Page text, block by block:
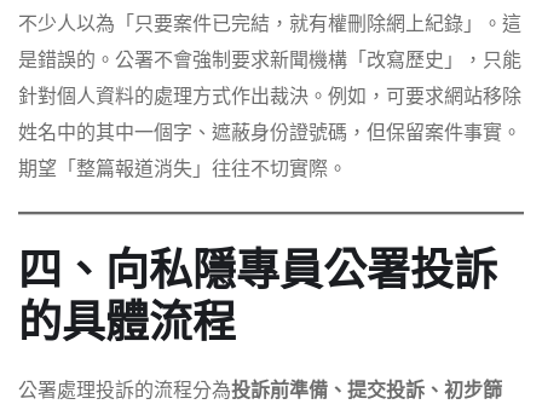
不少人以為「只要案件已完結，就有權刪除網上紀錄」。這
是錯誤的。公署不會強制要求新聞機構「改寫歷史」，只能
針對個人資料的處理方式作出裁決。例如，可要求網站移除
姓名中的其中一個字、遮蔽身份證號碼，但保留案件事實。
期望「整篇報道消失」往往不切實際。
四、向私隱專員公署投訴
的具體流程
公署處理投訴的流程分為投訴前準備、提交投訴、初步篩